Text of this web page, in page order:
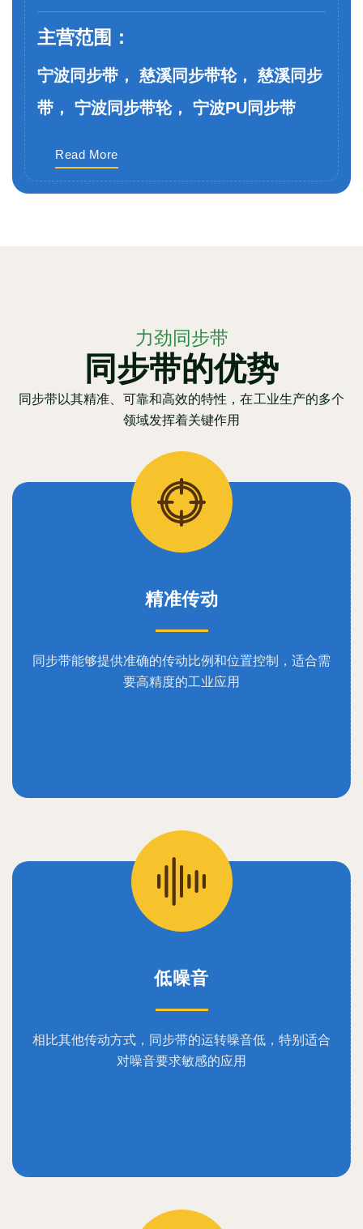
主营范围：
宁波同步带， 慈溪同步带轮， 慈溪同步
带， 宁波同步带轮， 宁波PU同步带
Read More
力劲同步带
同步带的优势
同步带以其精准、可靠和高效的特性，在工业生产的多个
领域发挥着关键作用
精准传动
同步带能够提供准确的传动比例和位置控制，适合需
要高精度的工业应用
低噪音
相比其他传动方式，同步带的运转噪音低，特别适合
对噪音要求敏感的应用